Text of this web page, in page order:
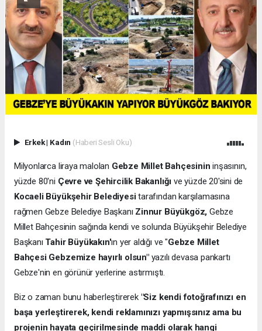
Erkek| Kadın (Haberi Sesli Oku)
Milyonlarca liraya malolan Gebze Millet Bahçesinin inşasının,
yüzde 80'ni Çevre ve Şehircilik Bakanlığı ve yüzde 20'sini de
Kocaeli Büyükşehir Belediyesitarafından karşılamasına
rağmen Gebze Belediye Başkanı Zinnur Büyükgöz, Gebze
Millet Bahçesinin sağında kendi ve solunda Büyükşehir Belediye
Başkanı Tahir Büyükakın'ın yer aldığı ve "Gebze Millet
Bahçesi Gebzemize hayırlı olsun"yazılı devasa pankartı
Gebze'nin en görünür yerlerine astırmıştı.
Biz o zaman bunu haberleştirerek "Siz kendi fotoğrafınızı en
başa yerleştirerek, kendi reklamınızı yapmışsınız ama bu
projenin hayata geçirilmesinde maddi olarak hangi